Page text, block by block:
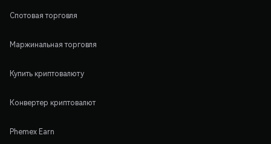
Спотовая торговля
Маржинальная торговля
Купить криптовалюту
Конвертер криптовалют
Phemex Earn